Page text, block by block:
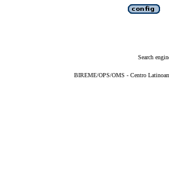
Search
BIREME/OPS/OMS - Centro